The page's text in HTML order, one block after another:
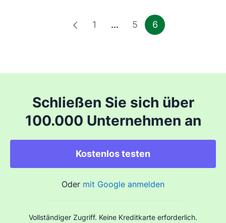
1 ... 5 6
Schließen Sie sich über
100.000 Unternehmen an
Kostenlos testen
Oder mit Google anmelden
Vollständiger Zugriff. Keine Kreditkarte erforderlich.